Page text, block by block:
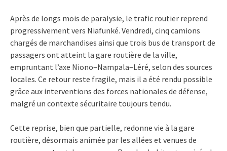
Après de longs mois de paralysie, le trafic routier reprend
progressivement vers Niafunké. Vendredi, cinq camions
chargés de marchandises ainsi que trois bus de transport de
passagers ont atteint la gare routière de la ville,
empruntant l’axe Niono–Nampala–Léré, selon des sources
locales. Ce retour reste fragile, mais il a été rendu possible
grâce aux interventions des forces nationales de défense,
malgré un contexte sécuritaire toujours tendu.
Cette reprise, bien que partielle, redonne vie à la gare
routière, désormais animée par les allées et venues de